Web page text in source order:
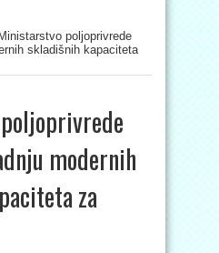
Ministarstvo poljoprivrede
skladišnih kapaciteta
modernih
za